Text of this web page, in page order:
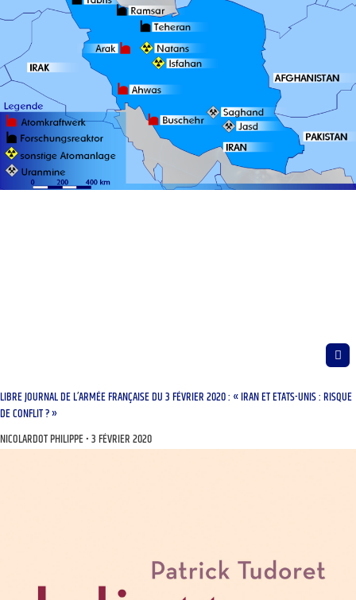
LIBRE JOURNAL DE L’ARMÉE FRANÇAISE DU 3 FÉVRIER 2020 : « IRAN ET ETATS-UNIS : RISQUE
DE CONFLIT ? »
NICOLARDOT PHILIPPE 3 FÉVRIER 2020